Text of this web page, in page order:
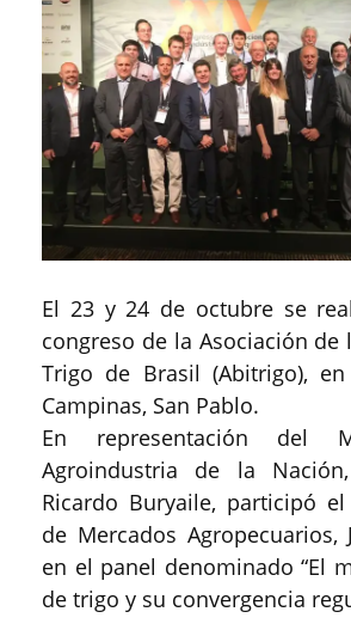
El 23 y 24 de octubre se
congreso de la Asociación de
Trigo de Brasil (Abitrigo),
Campinas, San Pablo.
En representación del
Agroindustria de la
Ricardo Buryaile, participó
de Mercados Agropecuarios,
en el panel denominado “El
de trigo y su convergencia